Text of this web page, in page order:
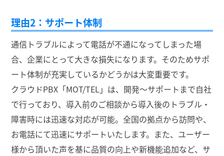
理由2：サポート体制
通信トラブルによって電話が不通になってしまった場
合、企業にとって大きな損失になります。そのためサポ
ート体制が充実しているかどうかは大変重要です。
クラウドPBX「MOT/TEL」は、開発～サポートまで自社
で行っており、導入前のご相談から導入後のトラブル・
障害時には迅速な対応が可能。全国の拠点から訪問や、
お電話にて迅速にサポートいたします。また、ユーザー
様から頂いた声を基に品質の向上や新機能追加など、サ